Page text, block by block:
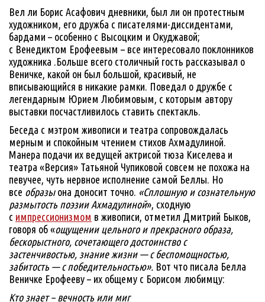
Вел ли Борис Асафович дневники, был ли он протестным
художником, его дружба с писателями-диссидентами,
бардами – особенно с Высоцким и Окуджавой;
с Венедиктом Ерофеевым – все интересовало поклонников
художника .Больше всего столичный гость рассказывал о
Веничке, какой он был большой, красивый, не
вписывающийся в никакие рамки. Поведал о дружбе с
легендарным Юрием Любимовым, с которым автору
выставки посчастливилось ставить спектакль.
Беседа с мэтром живописи и театра сопровождалась
мерным и спокойным чтением стихов Ахмадулиной.
Манера подачи их ведущей актрисой тюза Киселева и
театра «Версия» Татьяной Чупиковой совсем не похожа на
певучее, чуть нервное исполнение самой Беллы. Но
все образы она доносит точно. «Сплошную и сознательную
размытость поэзии Ахмадулиной», сходную
с импрессионизмом в живописи, отметил Дмитрий Быков,
говоря об «ощущении цельного и прекрасного образа,
бескорыстного, сочетающего достоинство с
застенчивостью, знание жизни — с беспомощностью,
забитость — с победительностью». Вот что писала Белла
Веничке Ерофееву – их общему с Борисом любимцу:
Кто знает – вечность или миг